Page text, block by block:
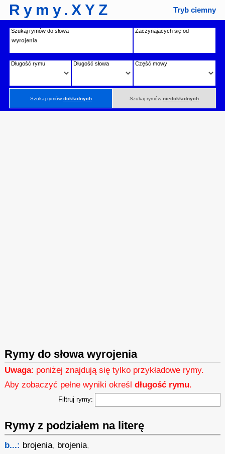
Rymy.XYZ Tryb ciemny
Szukaj rymów do słowa Zaczynających się od
Długość rymu Długość słowa Część mowy
Szukaj rymówdokładnych Szukaj rymów niedokładnych
Rymy do słowa wyrojenia
Uwaga: poniżej znajdują się tylko przykładowe rymy.
Aby zobaczyć pełne wyniki określdługość rymu.
Filtruj rymy:
Rymy z podziałem na literę
b...: brojenia, brojenia,